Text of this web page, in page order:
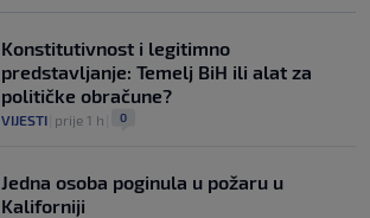
Konstitutivnost i legitimno
predstavljanje: Temelj BiH ili alat za
političke obračune?
VIJESTI prije 1 h 0
Jedna osoba poginula u požaru u
Kaliforniji